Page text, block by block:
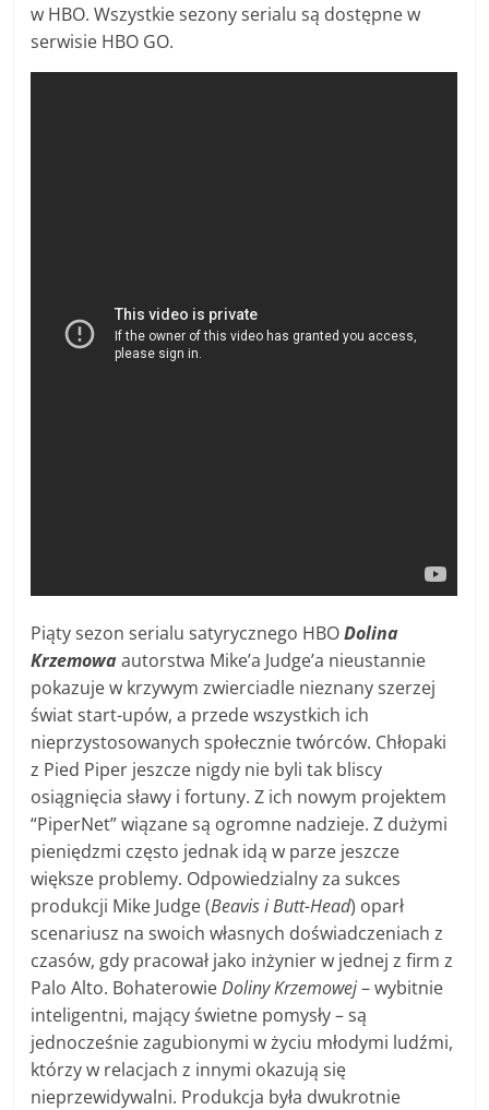
w HBO. Wszystkie sezony serialu są dostępne w
serwisie HBO GO.
Piąty sezon serialu satyrycznego HBODolina
Krzemowaautorstwa Mike’a Judge’a nieustannie
pokazuje w krzywym zwierciadle nieznany szerzej
świat start-upów, a przede wszystkich ich
nieprzystosowanych społecznie twórców. Chłopaki
z Pied Piper jeszcze nigdy nie byli tak bliscy
osiągnięcia sławy i fortuny. Z ich nowym projektem
“PiperNet” wiązane są ogromne nadzieje. Z dużymi
pieniędzmi często jednak idą w parze jeszcze
większe problemy. Odpowiedzialny za sukces
produkcji Mike Judge (Beavis i Butt-Head) oparł
scenariusz na swoich własnych doświadczeniach z
czasów, gdy pracował jako inżynier w jednej z firm z
Palo Alto. BohaterowieDoliny Krzemowej– wybitnie
inteligentni, mający świetne pomysły – są
jednocześnie zagubionymi w życiu młodymi ludźmi,
którzy w relacjach z innymi okazują się
nieprzewidywalni. Produkcja była dwukrotnie